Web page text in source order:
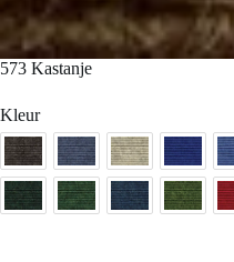
573 Kastanje
Kleur